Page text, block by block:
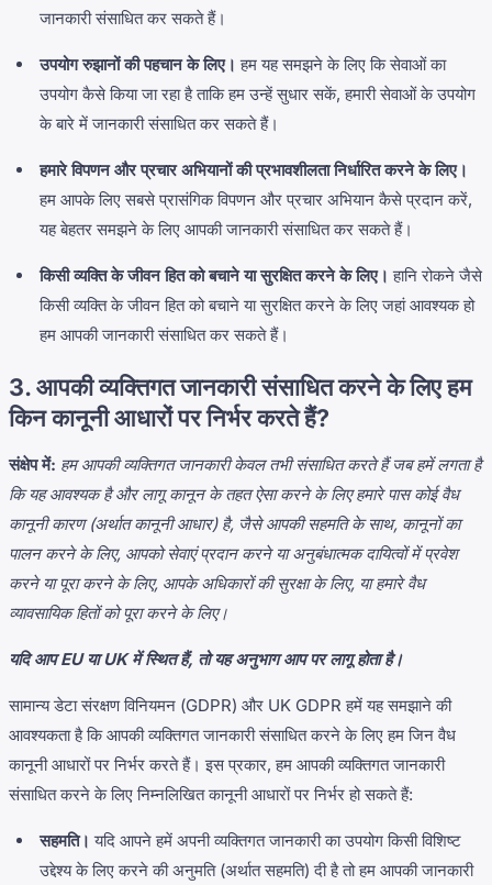
जानकारी संसाधित कर सकते हैं।
उपयोग रुझानों की पहचान के लिए। हम यह समझने के लिए कि सेवाओं का
उपयोग कैसे किया जा रहा है ताकि हम उन्हें सुधार सकें, हमारी सेवाओं के उपयोग
के बारे में जानकारी संसाधित कर सकते हैं।
हमारे विपणन और प्रचार अभियानों की प्रभावशीलता निर्धारित करने के लिए।
हम आपके लिए सबसे प्रासंगिक विपणन और प्रचार अभियान कैसे प्रदान करें,
यह बेहतर समझने के लिए आपकी जानकारी संसाधित कर सकते हैं।
किसी व्यक्ति के जीवन हित को बचाने या सुरक्षित करने के लिए। हानि रोकने जैसे
किसी व्यक्ति के जीवन हित को बचाने या सुरक्षित करने के लिए जहां आवश्यक हो
हम आपकी जानकारी संसाधित कर सकते हैं।
3. आपकी व्यक्तिगत जानकारी संसाधित करने के लिए हम
किन कानूनी आधारों पर निर्भर करते हैं?
संक्षेप में: हम आपकी व्यक्तिगत जानकारी केवल तभी संसाधित करते हैं जब हमें लगता है
कि यह आवश्यक है और लागू कानून के तहत ऐसा करने के लिए हमारे पास कोई वैध
कानूनी कारण (अर्थात कानूनी आधार) है, जैसे आपकी सहमति के साथ, कानूनों का
पालन करने के लिए, आपको सेवाएं प्रदान करने या अनुबंधात्मक दायित्वों में प्रवेश
करने या पूरा करने के लिए, आपके अधिकारों की सुरक्षा के लिए, या हमारे वैध
व्यावसायिक हितों को पूरा करने के लिए।
यदि आप EU या UK में स्थित हैं, तो यह अनुभाग आप पर लागू होता है।
सामान्य डेटा संरक्षण विनियमन (GDPR) और UK GDPR हमें यह समझाने की
आवश्यकता है कि आपकी व्यक्तिगत जानकारी संसाधित करने के लिए हम जिन वैध
कानूनी आधारों पर निर्भर करते हैं। इस प्रकार, हम आपकी व्यक्तिगत जानकारी
संसाधित करने के लिए निम्नलिखित कानूनी आधारों पर निर्भर हो सकते हैं:
सहमति। यदि आपने हमें अपनी व्यक्तिगत जानकारी का उपयोग किसी विशिष्ट
उद्देश्य के लिए करने की अनुमति (अर्थात सहमति) दी है तो हम आपकी जानकारी